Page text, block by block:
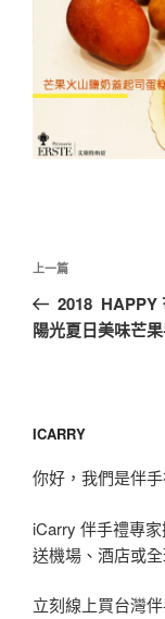
文
導
覽
上
一
篇
上一篇
2018 HAPPY
陽光夏日美味芒
ICARRY
你好，我們是伴
iCarry 伴手禮專
送機場、酒店或全
立刻線上買台灣伴